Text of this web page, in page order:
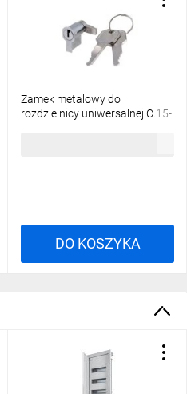
Zamek metalowy do
rozdzielnicy uniwersalnej C.15-
DO KOSZYKA